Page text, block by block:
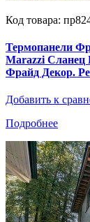
Код товара:
Термопанели
Marazzi
Фрайд Декор.
Добавить к
Подробнее